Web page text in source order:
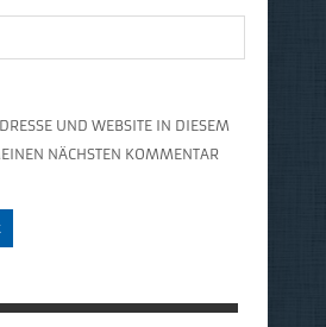
UND WEBSITE IN DIESEM
NÄCHSTEN KOMMENTAR